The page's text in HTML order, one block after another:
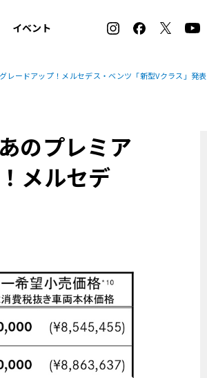
アルピナ
ー
アバルト
ティ
アストン・マーティン
ラック
シボレー
ヒョンデ
タイヤ＆ホイール バイヤーズガイド
タログ
イベント
ル・ボラン カーズ・ミート2026横浜
EV:LIFE KOBE 2025
ル・ボラン カーズ・ミート2025横浜
ードアップ！メルセデス・ベンツ「新型Vクラス」発表
のプレミア
メルセデ